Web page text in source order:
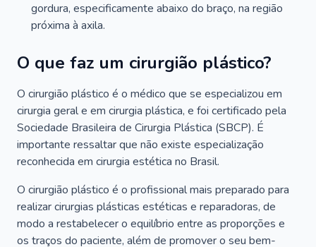
gordura, especificamente abaixo do braço, na região
próxima à axila.
O que faz um cirurgião plástico?
O cirurgião plástico é o médico que se especializou em
cirurgia geral e em cirurgia plástica, e foi certificado pela
Sociedade Brasileira de Cirurgia Plástica (SBCP). É
importante ressaltar que não existe especialização
reconhecida em cirurgia estética no Brasil.
O cirurgião plástico é o profissional mais preparado para
realizar cirurgias plásticas estéticas e reparadoras, de
modo a restabelecer o equilíbrio entre as proporções e
os traços do paciente, além de promover o seu bem-